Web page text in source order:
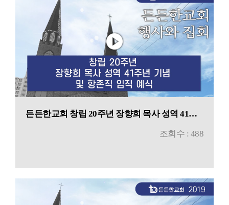
든든한교회 창립 20주년 장향희 목사 성역 41주년 기념 및 항존직 임직 예식
조회수 : 488